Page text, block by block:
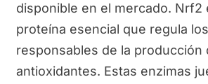
disponible en el mercado. Nrf2
proteína esencial que regula
responsables de la producción
antioxidantes. Estas enzimas